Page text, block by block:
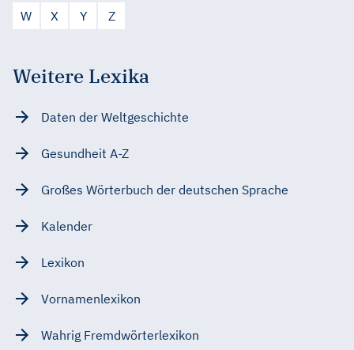
W
X Y Z
Weitere Lexika
Daten der Weltgeschichte
Gesundheit A-Z
Großes Wörterbuch der deutschen Sprache
Kalender
Lexikon
Vornamenlexikon
Wahrig Fremdwörterlexikon